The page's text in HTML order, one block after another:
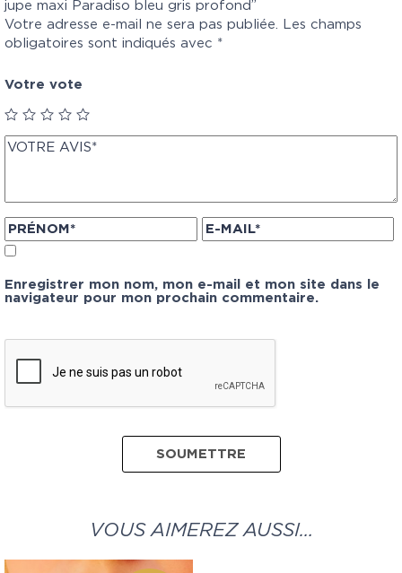
jupe maxi Paradiso bleu gris profond”
Votre adresse e-mail ne sera pas publiée.
Les champs
obligatoires sont indiqués avec *
Votre vote
Enregistrer mon nom, mon e-mail et mon site dans le
navigateur pour mon prochain commentaire.
VOUS AIMEREZ AUSSI…